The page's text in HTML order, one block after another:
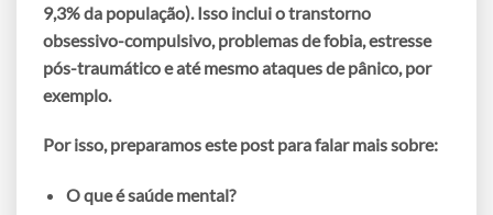
9,3% da população). Isso inclui o transtorno
obsessivo-compulsivo, problemas de fobia, estresse
pós-traumático e até mesmo ataques de pânico, por
exemplo.
Por isso, preparamos este post para falar mais sobre:
O que é saúde mental?